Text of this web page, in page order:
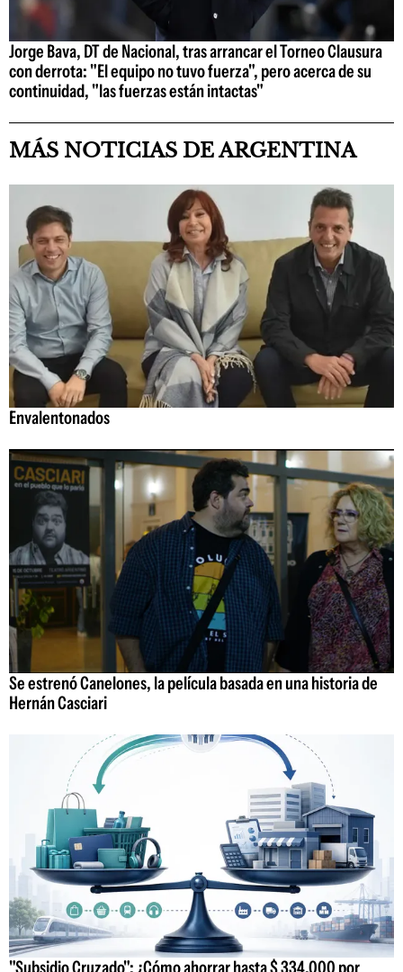
Jorge Bava, DT de Nacional, tras arrancar el Torneo Clausura
con derrota: "El equipo no tuvo fuerza", pero acerca de su
continuidad, "las fuerzas están intactas"
MÁS NOTICIAS DE ARGENTINA
Envalentonados
Se estrenó Canelones, la película basada en una historia de
Hernán Casciari